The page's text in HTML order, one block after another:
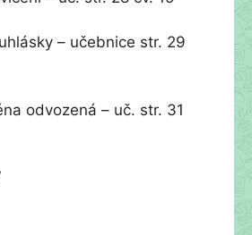
– učebnice str. 29
odvozená – uč. str. 31